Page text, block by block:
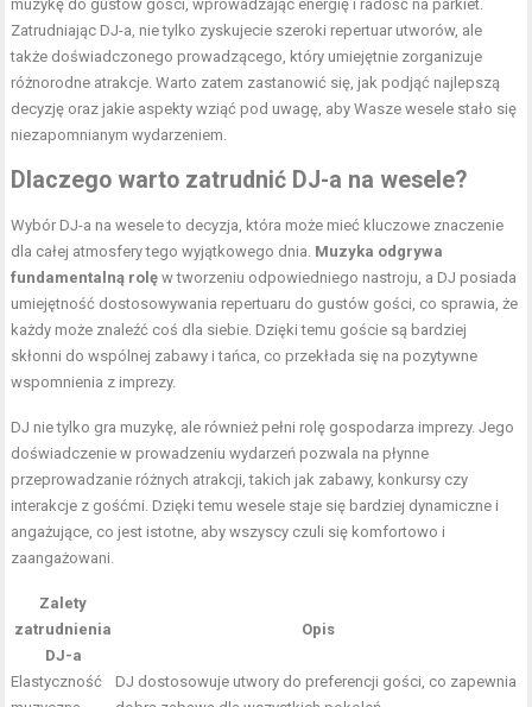
muzykę do gustów gości, wprowadzając energię i radość na parkiet.
Zatrudniając DJ-a, nie tylko zyskujecie szeroki repertuar utworów, ale
także doświadczonego prowadzącego, który umiejętnie zorganizuje
różnorodne atrakcje. Warto zatem zastanowić się, jak podjąć najlepszą
decyzję oraz jakie aspekty wziąć pod uwagę, aby Wasze wesele stało się
niezapomnianym wydarzeniem.
Dlaczego warto zatrudnić DJ-a na wesele?
Wybór DJ-a na wesele to decyzja, która może mieć kluczowe znaczenie
dla całej atmosfery tego wyjątkowego dnia. Muzyka odgrywa
fundamentalną rolę w tworzeniu odpowiedniego nastroju, a DJ posiada
umiejętność dostosowywania repertuaru do gustów gości, co sprawia, że
każdy może znaleźć coś dla siebie. Dzięki temu goście są bardziej
skłonni do wspólnej zabawy i tańca, co przekłada się na pozytywne
wspomnienia z imprezy.
DJ nie tylko gra muzykę, ale również pełni rolę gospodarza imprezy. Jego
doświadczenie w prowadzeniu wydarzeń pozwala na płynne
przeprowadzanie różnych atrakcji, takich jak zabawy, konkursy czy
interakcje z gośćmi. Dzięki temu wesele staje się bardziej dynamiczne i
angażujące, co jest istotne, aby wszyscy czuli się komfortowo i
zaangażowani.
Zalety
zatrudnienia
DJ-a
Opis
Elastyczność
DJ dostosowuje utwory do preferencji gości, co zapewnia